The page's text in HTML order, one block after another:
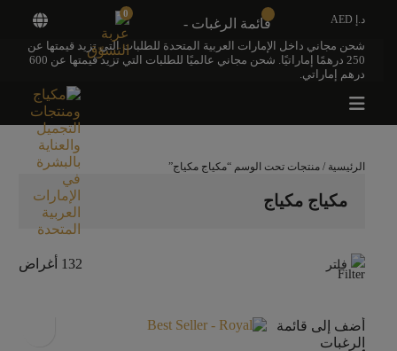
شحن مجاني داخل الإمارات العربية المتحدة للطلبات التي تزيد قيمتها عن
250 درهمًا إماراتيًا. شحن مجاني عالميًا للطلبات التي تزيد قيمتها عن 600
درهم إماراتي.
الرئيسية / منتجات تحت الوسم “مكياج مكياج”
مكياج مكياج
فلتر 132 أغراض
أضف إلى قائمة
الرغبات
د.إ AED قائمة الرغبات -
0